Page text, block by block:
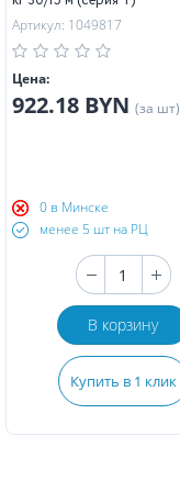
Артикул: 1049817
Цена:
922.18 BYN (за шт)
0 в Минске
менее 5 шт на РЦ
В корзину
Купить в 1 клик